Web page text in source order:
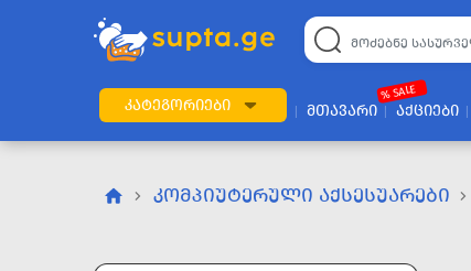
ᲙᲐᲢᲔᲒᲝᲠᲘᲔᲑᲘ ᲛᲗᲐᲕᲐᲠᲘ ᲐᲥᲪᲘᲔᲑᲘ
% SALE
ᲙᲝᲛᲞᲘᲣᲢᲔᲠᲣᲚᲘ ᲐᲥᲡᲔᲡᲣᲐᲠᲔᲑᲘ